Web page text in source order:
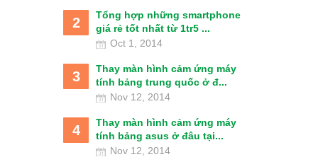
2
Tổng hợp những smartphone
giá rẻ tốt nhất từ 1tr5 ...
Oct 1, 2014
3
Thay màn hình cảm ứng máy
tính bảng trung quốc ở đ...
Nov 12, 2014
4
Thay màn hình cảm ứng máy
tính bảng asus ở đâu tại...
Nov 12, 2014